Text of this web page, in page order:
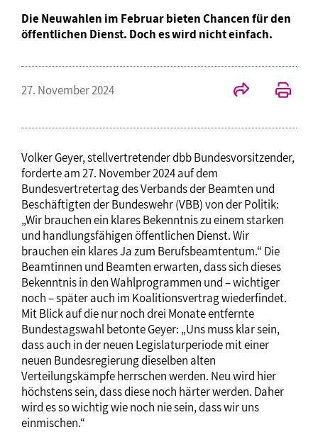
Die Neuwahlen im Februar bieten Chancen für den
öffentlichen Dienst. Doch es wird nicht einfach.
27. November 2024
Volker Geyer, stellvertretender dbb Bundesvorsitzender,
forderte am 27. November 2024 auf dem
Bundesvertretertag des Verbands der Beamten und
Beschäftigten der Bundeswehr (VBB) von der Politik:
„Wir brauchen ein klares Bekenntnis zu einem starken
und handlungsfähigen öffentlichen Dienst. Wir
brauchen ein klares Ja zum Berufsbeamtentum.“ Die
Beamtinnen und Beamten erwarten, dass sich dieses
Bekenntnis in den Wahlprogrammen und – wichtiger
noch – später auch im Koalitionsvertrag wiederfindet.
Mit Blick auf die nur noch drei Monate entfernte
Bundestagswahl betonte Geyer: „Uns muss klar sein,
dass auch in der neuen Legislaturperiode mit einer
neuen Bundesregierung dieselben alten
Verteilungskämpfe herrschen werden. Neu wird hier
höchstens sein, dass diese noch härter werden. Daher
wird es so wichtig wie noch nie sein, dass wir uns
einmischen.“